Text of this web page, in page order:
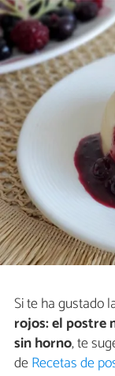
Si te ha gustado
rojos: el postre
sin horno, te
deRecetas de